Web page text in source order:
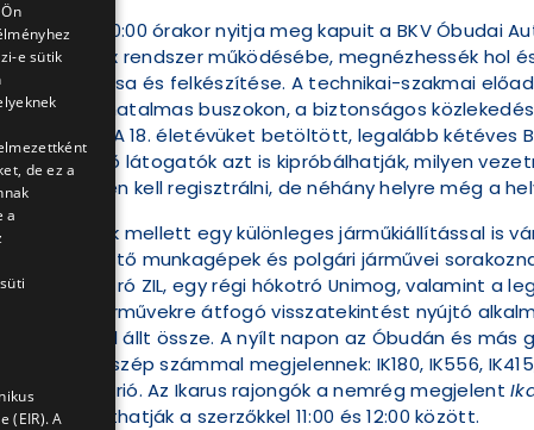
én reggel 10:00 órakor nyitja meg kapuit a BKV Óbudai
és komplex rendszer működésébe, megnézhessék hol
javítása és felkészítése. A technikai-szakmai
kereket a hatalmas buszokon, a biztonságos
figyelmet. A 18. életévüket betöltött, legalább kétéves
lévő látogatók azt is kipróbálhatják, milyen
előzetesen kell regisztrálni, de néhány helyre még a
programok mellett egy különleges járműkiállítással is
tekinthető munkagépek és polgári járművei
egy hókotró ZIL, egy régi hókotró Unimog, valamint a
A korabeli járművekre átfogó visszatekintést nyújtó
jóvoltából állt össze. A nyílt napon az Óbudán és
is szép számmal megjelennek: IK180, IK556,
IK630 kabrió. Az Ikarus rajongók a nemrég megjelent
dedikáltathatják a szerzőkkel 11:00 és 12:00 között.
e sütik
de ez a
a
(EIR). A